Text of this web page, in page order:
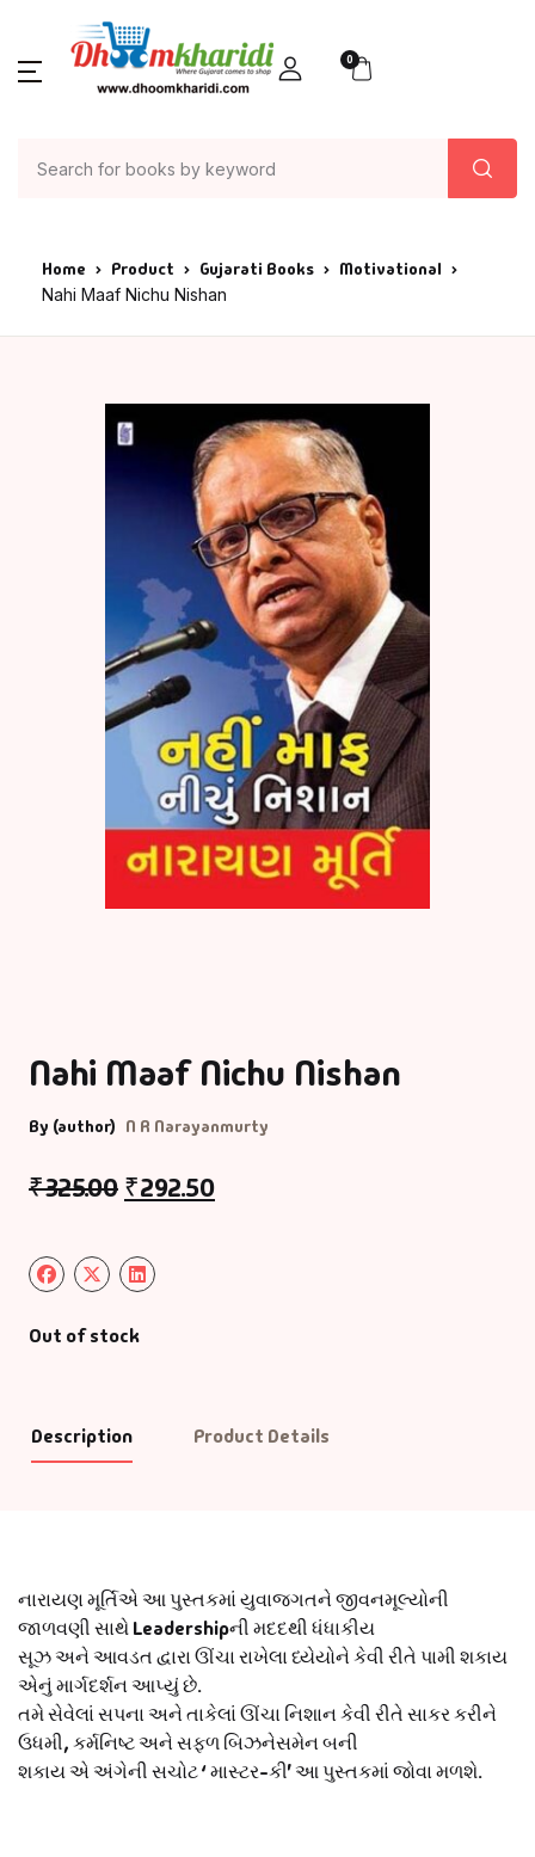
0
Home Product Gujarati Books Motivational
Nahi Maaf Nichu Nishan
Nahi Maaf Nichu Nishan
By (author) N R Narayanmurty
₹325.00 ₹292.50
Out of stock
Description Product Details
નારાયણ મૂર્તિએ આ પુસ્તકમાં યુવાજગતને જીવનમૂલ્યોની
જાળવણી સાથે Leadershipની મદદથી ધંધાકીય
સૂઝ અને આવડત દ્વારા ઊંચા રાખેલા ધ્યેયોને કેવી રીતે પામી શકાય
એનું માર્ગદર્શન આપ્યું છે.
તમે સેવેલાં સપના અને તાકેલાં ઊંચા નિશાન કેવી રીતે સાકર કરીને
ઉધમી, કર્મનિષ્ટ અને સફળ બિઝનેસમેન બની
શકાય એ અંગેની સચોટ ‘ માસ્ટર-કી’ આ પુસ્તકમાં જોવા મળશે.